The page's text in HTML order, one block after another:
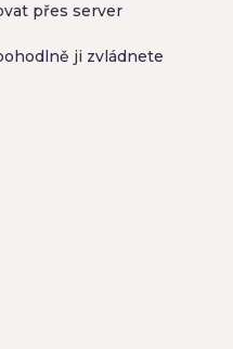
přes server
ji zvládnete